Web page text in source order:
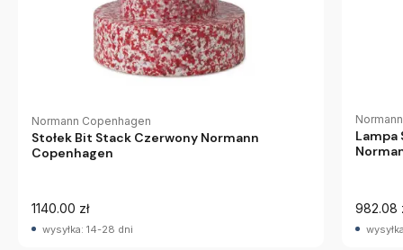
Normann Copenhagen
Stołek Bit Stack Czerwony Normann
Copenhagen
1140.00 zł
wysyłka: 14-28 dni
Lampa
982.08